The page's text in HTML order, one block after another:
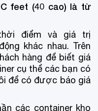
feet (40 cao) là từ
điểm và giá trị
khác nhau. Trên
hàng để biết giá
cụ thể các bạn có
để có được báo giá
các container kho